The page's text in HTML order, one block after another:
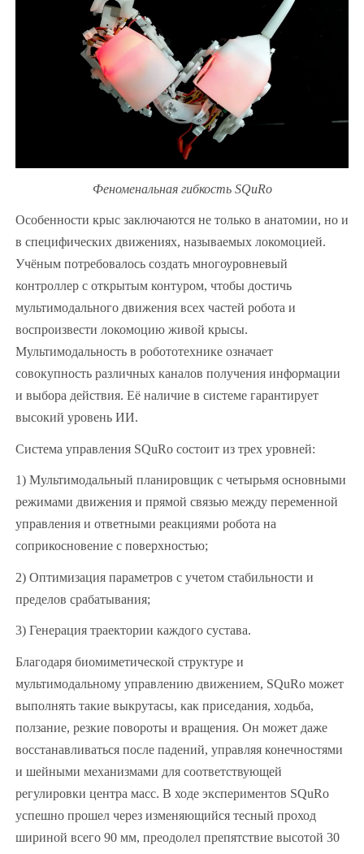
Феноменальная гибкость SQuRo
Особенности крыс заключаются не только в анатомии, но и
в специфических движениях, называемых локомоцией.
Учёным потребовалось создать многоуровневый
контроллер с открытым контуром, чтобы достичь
мультимодального движения всех частей робота и
воспроизвести локомоцию живой крысы.
Мультимодальность в робототехнике означает
совокупность различных каналов получения информации
и выбора действия. Её наличие в системе гарантирует
высокий уровень ИИ.
Система управления SQuRo состоит из трех уровней:
1) Мультимодальный планировщик с четырьмя основными
режимами движения и прямой связью между переменной
управления и ответными реакциями робота на
соприкосновение с поверхностью;
2) Оптимизация параметров с учетом стабильности и
пределов срабатывания;
3) Генерация траектории каждого сустава.
Благодаря биомиметической структуре и
мультимодальному управлению движением, SQuRo может
выполнять такие выкрутасы, как приседания, ходьба,
ползание, резкие повороты и вращения. Он может даже
восстанавливаться после падений, управляя конечностями
и шейными механизмами для соответствующей
регулировки центра масс. В ходе экспериментов SQuRo
успешно прошел через изменяющийся тесный проход
шириной всего 90 мм, преодолел препятствие высотой 30